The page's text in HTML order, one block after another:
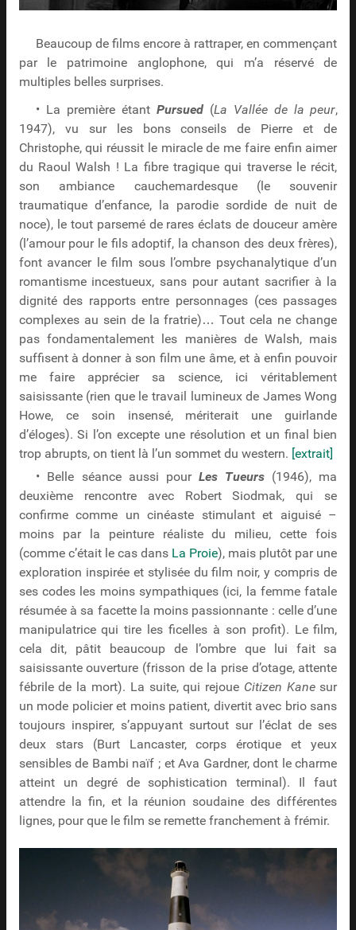
Beaucoup de films encore à rattraper, en commençant
par le patrimoine anglophone, qui m’a réservé de
multiples belles surprises.
• La première étant Pursued(La Vallée de la peur,
1947), vu sur les bons conseils de Pierre et de
Christophe, qui réussit le miracle de me faire enfin aimer
du Raoul Walsh ! La fibre tragique qui traverse le récit,
son ambiance cauchemardesque (le souvenir
traumatique d’enfance, la parodie sordide de nuit de
noce), le tout parsemé de rares éclats de douceur amère
(l’amour pour le fils adoptif, la chanson des deux frères),
font avancer le film sous l’ombre psychanalytique d’un
romantisme incestueux, sans pour autant sacrifier à la
dignité des rapports entre personnages (ces passages
complexes au sein de la fratrie)… Tout cela ne change
pas fondamentalement les manières de Walsh, mais
suffisent à donner à son film une âme, et à enfin pouvoir
me faire apprécier sa science, ici véritablement
saisissante (rien que le travail lumineux de James Wong
Howe, ce soin insensé, mériterait une guirlande
d’éloges). Si l’on excepte une résolution et un final bien
trop abrupts, on tient là l’un sommet du western. [extrait]
• Belle séance aussi pourLes Tueurs (1946), ma
deuxième rencontre avec Robert Siodmak, qui se
confirme comme un cinéaste stimulant et aiguisé –
moins par la peinture réaliste du milieu, cette fois
(comme c’était le cas dans La Proie), mais plutôt par une
exploration inspirée et stylisée du film noir, y compris de
ses codes les moins sympathiques (ici, la femme fatale
résumée à sa facette la moins passionnante : celle d’une
manipulatrice qui tire les ficelles à son profit). Le film,
cela dit, pâtit beaucoup de l’ombre que lui fait sa
saisissante ouverture (frisson de la prise d’otage, attente
fébrile de la mort). La suite, qui rejoue Citizen Kanesur
un mode policier et moins patient, divertit avec brio sans
toujours inspirer, s’appuyant surtout sur l’éclat de ses
deux stars (Burt Lancaster, corps érotique et yeux
sensibles de Bambi naïf ; et Ava Gardner, dont le charme
atteint un degré de sophistication terminal). Il faut
attendre la fin, et la réunion soudaine des différentes
lignes, pour que le film se remette franchement à frémir.